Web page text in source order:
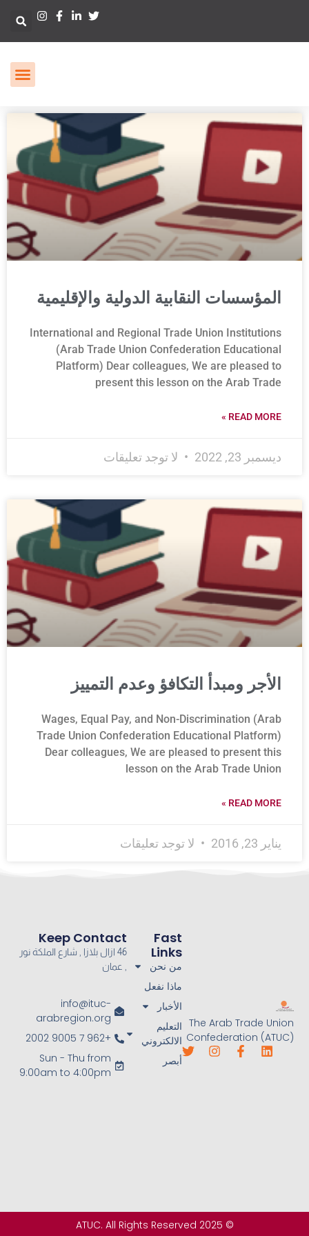
المؤسسات النقابية الدولية والإقليمية
International and Regional Trade Union Institutions
(Arab Trade Union Confederation Educational
Platform) Dear colleagues, We are pleased to
present this lesson on the Arab Trade
READ MORE »
ديسمبر 23, 2022 لا توجد تعليقات
الأجر ومبدأ التكافؤ وعدم التمييز
Wages, Equal Pay, and Non-Discrimination (Arab
Trade Union Confederation Educational Platform)
Dear colleagues, We are pleased to present this
lesson on the Arab Trade Union
READ MORE »
يناير 23, 2016 لا توجد تعليقات
The Arab Trade Union
Confederation (ATUC)
Fast
Links
من نحن
ماذا نفعل
الأخبار
التعليم
الالكتروني
أبصر
Keep Contact
46 ازال بلازا , شارع الملكة نور
, عمان
info@ituc-
arabregion.org
+962 7 9005 2002
Sun - Thu from
9:00am to 4:00pm
© 2025 ATUC. All Rights Reserved